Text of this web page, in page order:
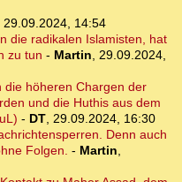
29.09.2024, 14:54
die radikalen Islamisten, hat
zu tun - Martin, 29.09.2024,
die höheren Chargen der
und die Huthis aus dem
- DT, 29.09.2024, 16:30
Denn auch
Folgen. - Martin,